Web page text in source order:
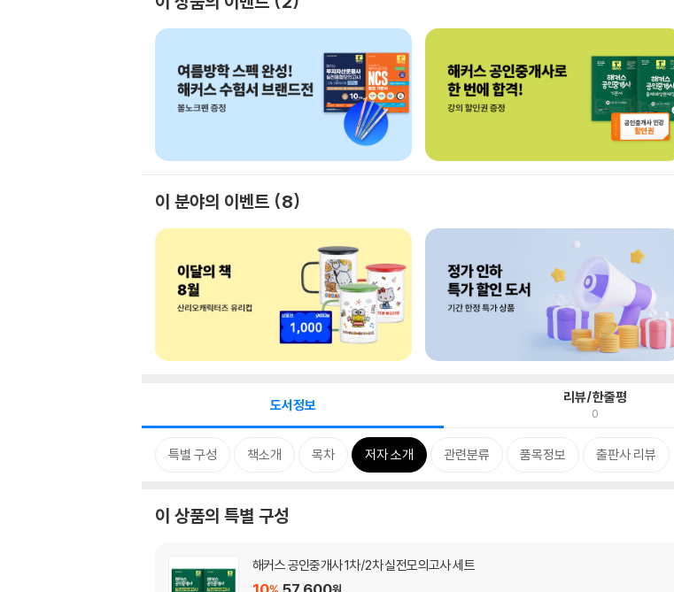
이 분야의 이벤트 8
도서정보 리뷰/한줄평
0
특별 구성 책소개 목차 저자 소개 관련분류 품목정보 출판사 리뷰
이 상품의 특별 구성
해커스 공인중개사 1차/2차 실전모의고사 세트